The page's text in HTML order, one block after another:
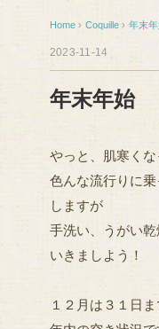
Home › Coquille › 年末
2023-11-14
年末年始
やっと、肌寒く
色んな流行りに
しますが
手洗い、うがい
いきましよう！
１２月は３１日